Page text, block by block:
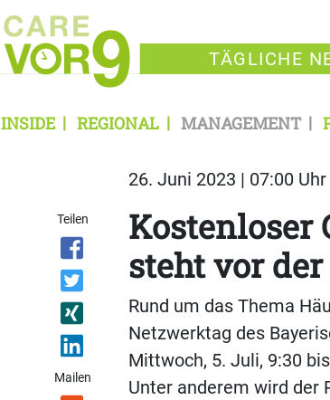
TÄGLICHE
INSIDE REGIONAL MANAGEMENT
26. Juni 2023 | 07:00 Uhr
Teilen
Mailen
Kostenloser
steht vor
Rund um das Thema
Netzwerktag des
Mittwoch, 5. Juli, 9:30
Unter anderem wird der